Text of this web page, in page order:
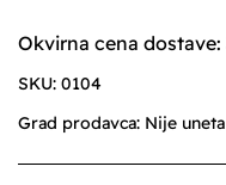
Okvirna cena dostave:
SKU: 0104
Grad prodavca: Nije